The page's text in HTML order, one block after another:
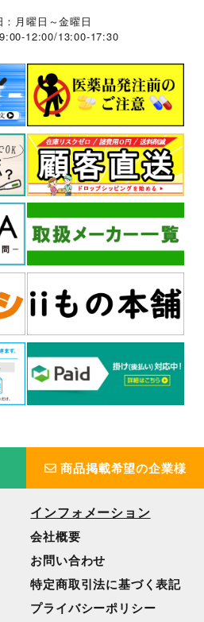
：月曜日～金曜日
12:00/13:00-17:30
商品掲載希望の企業様
インフォメーション
会社概要
お問い合わせ
特定商取引法に基づく表記
プライバシーポリシー